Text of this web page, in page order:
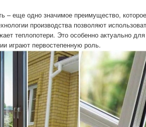
– еще одно значимое преимущество,
производства позволяют
теплопотери. Это особенно актуально
играют первостепенную роль.